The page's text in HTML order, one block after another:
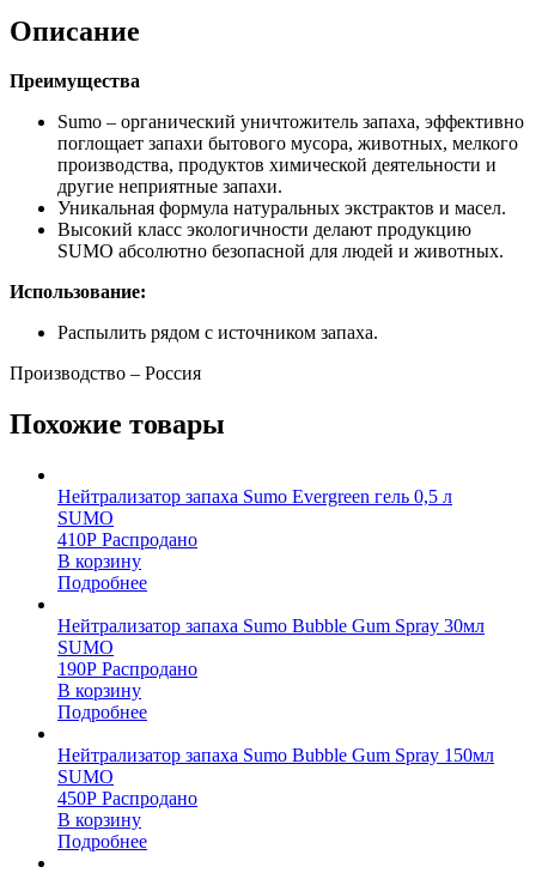
Описание
Преимущества
Sumo – органический уничтожитель запаха, эффективно
поглощает запахи бытового мусора, животных, мелкого
производства, продуктов химической деятельности и
другие неприятные запахи.
Уникальная формула натуральных экстрактов и масел.
Высокий класс экологичности делают продукцию
SUMO абсолютно безопасной для людей и животных.
Использование:
Распылить рядом с источником запаха.
Производство – Россия
Похожие товары
Нейтрализатор запаха Sumo Evergreen гель 0,5 л
SUMO
410Р Распродано
В корзину
Подробнее
Нейтрализатор запаха Sumo Bubble Gum Spray 30мл
SUMO
190Р Распродано
В корзину
Подробнее
Нейтрализатор запаха Sumo Bubble Gum Spray 150мл
SUMO
450Р Распродано
В корзину
Подробнее